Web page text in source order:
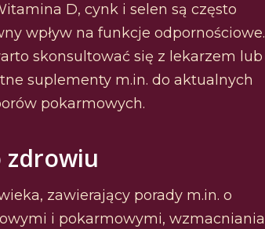
D, cynk i selen są często
wpływ na funkcje odpornościowe.
skonsultować się z lekarzem lub
suplementy m.in. do aktualnych
pokarmowych.
zdrowiu
zawierający porady m.in. o
i pokarmowymi, wzmacniania